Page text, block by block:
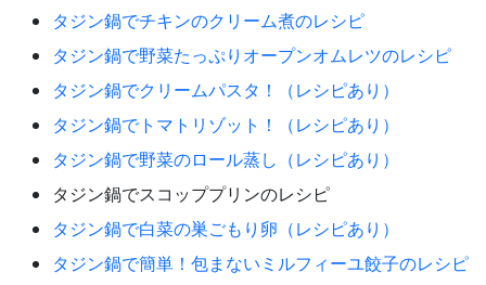
タジン鍋でチキンのクリーム煮のレシピ
タジン鍋で野菜たっぷりオープンオムレツのレシピ
タジン鍋でクリームパスタ！（レシピあり）
タジン鍋でトマトリゾット！（レシピあり）
タジン鍋で野菜のロール蒸し（レシピあり）
タジン鍋でスコッププリンのレシピ
タジン鍋で白菜の巣ごもり卵（レシピあり）
タジン鍋で簡単！包まないミルフィーユ餃子のレシピ